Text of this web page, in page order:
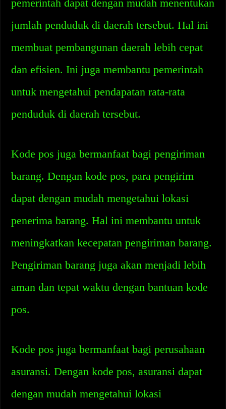
pemerintah dapat dengan mudah menentukan
jumlah penduduk di daerah tersebut. Hal ini
membuat pembangunan daerah lebih cepat
dan efisien. Ini juga membantu pemerintah
untuk mengetahui pendapatan rata-rata
penduduk di daerah tersebut.
Kode pos juga bermanfaat bagi pengiriman
barang. Dengan kode pos, para pengirim
dapat dengan mudah mengetahui lokasi
penerima barang. Hal ini membantu untuk
meningkatkan kecepatan pengiriman barang.
Pengiriman barang juga akan menjadi lebih
aman dan tepat waktu dengan bantuan kode
pos.
Kode pos juga bermanfaat bagi perusahaan
asuransi. Dengan kode pos, asuransi dapat
dengan mudah mengetahui lokasi